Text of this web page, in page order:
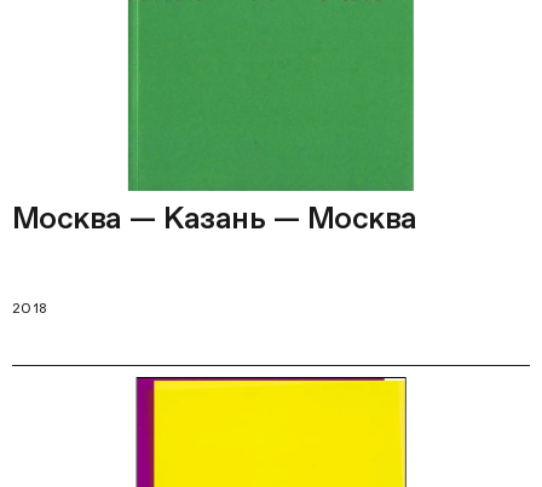
Москва — Казань — Москва
2018